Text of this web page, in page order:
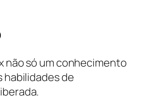
não só um conhecimento
habilidades de